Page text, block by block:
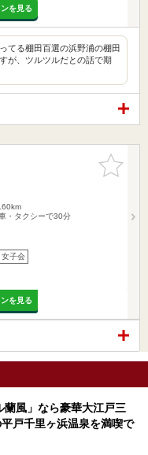
を見る
てる棚田百選の浜野浦の棚田
が、ツルツルだとの話で期
お気に入
りに追加
・タクシーで30分
女子会
を見る
蘭風」なら豪華大江戸三
戸千里ヶ浜温泉を満喫で